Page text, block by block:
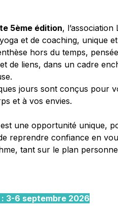
5ème édition,
et de coaching, unique
hors du temps,
de liens, dans un cadre
jours sont conçus pour
et à vos envies.
est une opportunité unique,
reprendre confiance en
tant sur le plan
: 3-6 septembre 2026